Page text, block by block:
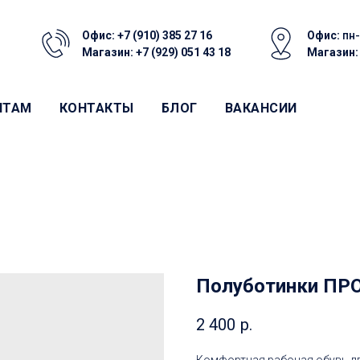
Офис: +7 (910) 385 27 16
Магазин: +7 (929) 051 43 18
Офис:
Магазин:
КОНТАКТЫ БЛОГ ВАКАНСИИ
Полуботинки
2 400 р.